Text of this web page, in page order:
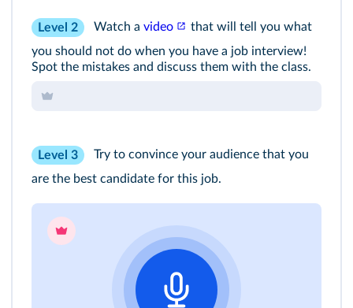
Level 2 Watch a video
that will tell you what
you should not do when you have a job interview!
Spot the mistakes and discuss them with the class.
Level 3
Try to convince your audience that you
are the best candidate for this job.